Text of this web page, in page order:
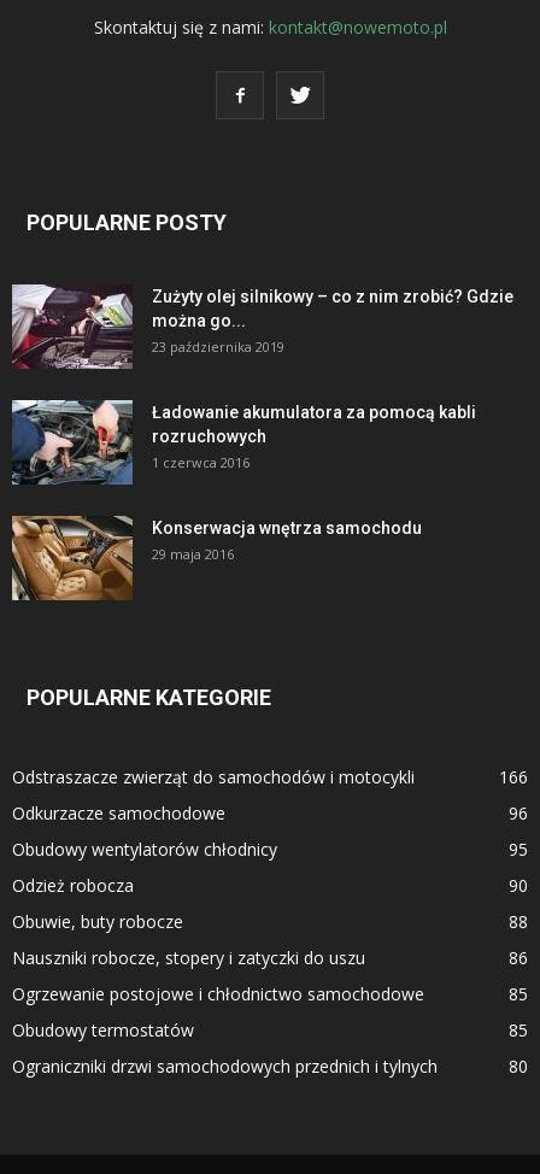
Skontaktuj się z nami: kontakt@nowemoto.pl
POPULARNE POSTY
Zużyty olej silnikowy – co z nim zrobić? Gdzie
można go...
23 października 2019
Ładowanie akumulatora za pomocą kabli
rozruchowych
1 czerwca 2016
Konserwacja wnętrza samochodu
29 maja 2016
POPULARNE KATEGORIE
Odstraszacze zwierząt do samochodów i motocykli
166
Odkurzacze samochodowe
96
Obudowy wentylatorów chłodnicy
95
Odzież robocza
90
Obuwie, buty robocze
88
Nauszniki robocze, stopery i zatyczki do uszu
86
Ogrzewanie postojowe i chłodnictwo samochodowe
85
Obudowy termostatów
85
Ograniczniki drzwi samochodowych przednich i tylnych
80